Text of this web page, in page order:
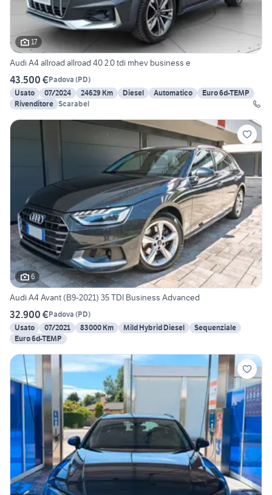
17
Audi A4 allroad allroad 40 2.0 tdi mhev business e
43.500 €Padova (PD)
Usato
07/2024 24629 Km Diesel Automatico
Euro 6d-TEMP
Rivenditore Scarabel
6
Audi A4 Avant (B9-2021) 35 TDI Business Advanced
32.900 €Padova (PD)
Usato
07/2021 83000 Km Mild Hybrid Diesel
Sequenziale
Euro 6d-TEMP